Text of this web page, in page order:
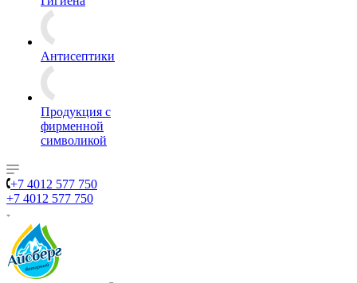
Антисептики
Продукция с
фирменной
символикой
+7 4012 577 750
+7 4012 577 750